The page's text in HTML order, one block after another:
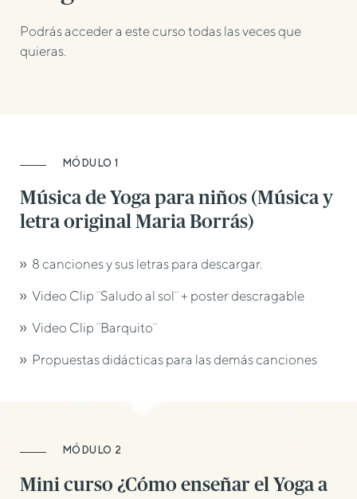
Podrás acceder a este curso todas las veces que
quieras.
MÓDULO 1
Música de Yoga para niños (Música y
letra original Maria Borrás)
8 canciones y sus letras para descargar.
Video Clip ¨Saludo al sol¨ + poster descragable
Video Clip ¨Barquito¨
Propuestas didácticas para las demás canciones
MÓDULO 2
Mini curso ¿Cómo enseñar el Yoga a